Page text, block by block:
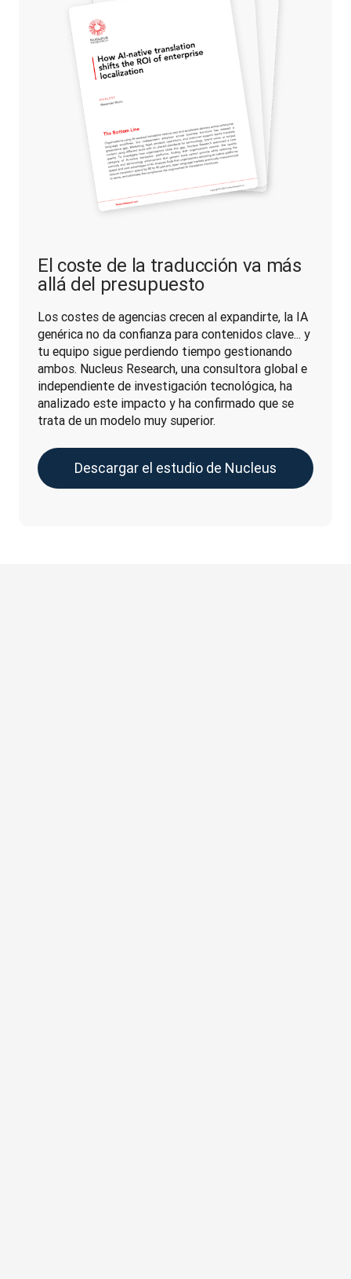
El coste de la traducción va más
allá del presupuesto
Los costes de agencias crecen al expandirte, la IA
genérica no da confianza para contenidos clave... y
tu equipo sigue perdiendo tiempo gestionando
ambos. Nucleus Research, una consultora global e
independiente de investigación tecnológica, ha
analizado este impacto y ha confirmado que se
trata de un modelo muy superior.
Descargar el estudio de Nucleus